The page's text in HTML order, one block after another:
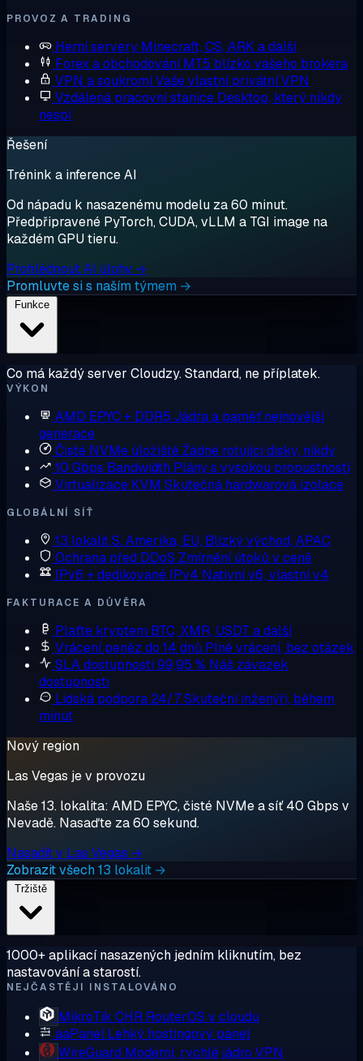
PROVOZ A TRADING
Herní servery Minecraft, CS, ARK a další
Forex a obchodování MT5 blízko vašeho brokera
VPN a soukromíVaše vlastní privátní VPN
Vzdálená pracovní stanice Desktop, který nikdy
nespí
Řešení
Trénink a inference AI
Od nápadu k nasazenému modelu za 60 minut.
Předpřipravené PyTorch, CUDA, vLLM a TGI image na
každém GPU tieru.
Prohlédnout AI úlohy →
Promluvte si s naším týmem →
Co má každý server Cloudzy. Standard, ne příplatek.
VÝKON
AMD EPYC + DDR5 Jádra a paměť nejnovější
generace
Čisté NVMe úložištěŽádné rotující disky, nikdy
10 Gbps Bandwidth Plány s vysokou propustností
Virtualizace KVM Skutečná hardwarová izolace
GLOBÁLNÍ SÍŤ
13 lokalitS. Amerika, EU, Blízký východ, APAC
Ochrana před DDoS Zmírnění útoků v ceně
IPv6 + dedikované IPv4 Nativní v6, vlastní v4
FAKTURACE A DŮVĚRA
Plaťte kryptem BTC, XMR, USDT a další
Vrácení peněz do 14 dnů Plné vrácení, bez otázek
SLA dostupnosti 99,95 % Náš závazek
dostupnosti
Lidská podpora 24/7Skuteční inženýři, během
minut
Nový region
Las Vegas je v provozu
Naše 13. lokalita: AMD EPYC, čisté NVMe a síť 40 Gbps v
Nevadě. Nasaďte za 60 sekund.
Nasadit v Las Vegas →
Zobrazit všech 13 lokalit →
1000+ aplikací nasazených jedním kliknutím, bez
nastavování a starostí.
NEJČASTĚJI INSTALOVÁNO
MikroTik CHR RouterOS v cloudu
aaPanel Lehký hostingový panel
WireGuard Moderní, rychlé jádro VPN